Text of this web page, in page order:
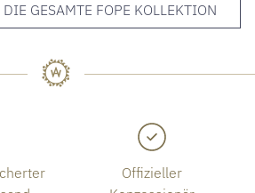
GESAMTE FOPE KOLLEKTION
Offizieller